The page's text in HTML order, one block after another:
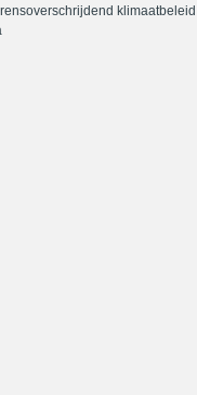
klimaatbeleid